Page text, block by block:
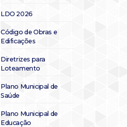
LDO 2026
Código de Obras e
Edificações
Diretrizes para
Loteamento
Plano Municipal de
Saúde
Plano Municipal de
Educação